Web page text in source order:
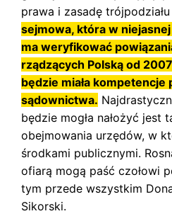
prawa i zasadę trójpodziału
sejmowa, która w
ma weryfikować
rządzących Polską od
będzie miała kompetencje
sądownictwa.
będzie mogła nałożyć jest
obejmowania urzędów, w
środkami publicznymi.
ofiarą mogą paść czołowi
tym przede wszystkim
Sikorski.